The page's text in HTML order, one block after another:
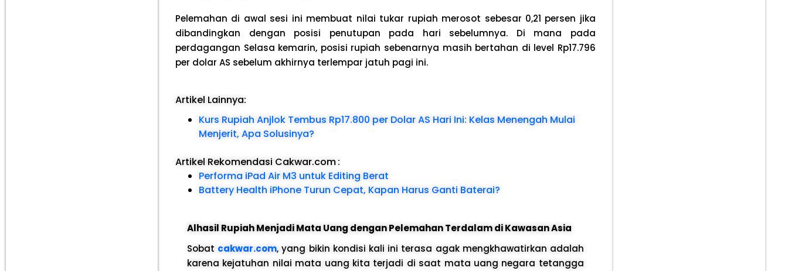
Pelemahan di awal sesi ini membuat nilai tukar rupiah merosot sebesar 0,21 persen jika
dibandingkan dengan posisi penutupan pada hari sebelumnya. Di mana pada
perdagangan Selasa kemarin, posisi rupiah sebenarnya masih bertahan di level Rp17.796
per dolar AS sebelum akhirnya terlempar jatuh pagi ini.
Artikel Lainnya:
Kurs Rupiah Anjlok Tembus Rp17.800 per Dolar AS Hari Ini: Kelas Menengah Mulai
Menjerit, Apa Solusinya?
Artikel Rekomendasi Cakwar.com:
Performa iPad Air M3 untuk Editing Berat
Battery Health iPhone Turun Cepat, Kapan Harus Ganti Baterai?
Alhasil Rupiah Menjadi Mata Uang dengan Pelemahan Terdalam di Kawasan Asia
Sobat cakwar.com, yang bikin kondisi kali ini terasa agak mengkhawatirkan adalah
karena kejatuhan nilai mata uang kita terjadi di saat mata uang negara tetangga